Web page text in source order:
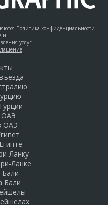
Политика конфиденциальности
и
услуг
ОАЭ
ОАЭ
Ланку
Ланке
Бали
Бали